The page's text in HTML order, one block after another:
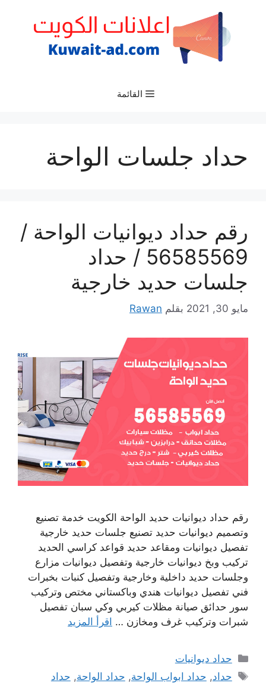
القائمة
حداد جلسات الواحة
رقم حداد ديوانيات الواحة /
56585569 / حداد
جلسات حديد خارجية
مايو 30, 2021 بقلم Rawan
رقم حداد ديوانيات حديد الواحة الكويت خدمة تصنيع
وتصميم ديوانيات حديد تصنيع جلسات حديد خارجية
تفصيل ديوانيات ومقاعد حديد قواعد كراسي الحديد
تركيب وبخ ديوانيات خارجية وتفصيل ديوانيات مزارع
وجلسات حديد داخلية وخارجية وتفصيل كنبات بخبرات
فني تفصيل ديوانيات هندي وباكستاني مختص وتركيب
سور حدائق صيانة مظلات كيربي وكي سبان تفصيل
شبرات وتركيب غرف ومخازن … اقرأ المزيد
التصنيفات
حداد ديوانيات
الوسوم
حداد, حداد ابواب الواحة, حداد الواحة, حداد